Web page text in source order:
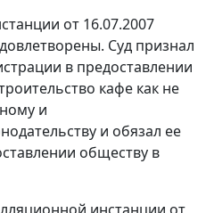
от 16.07.2007
Суд признал
в предоставлении
кафе как не
и
и обязал ее
обществу в